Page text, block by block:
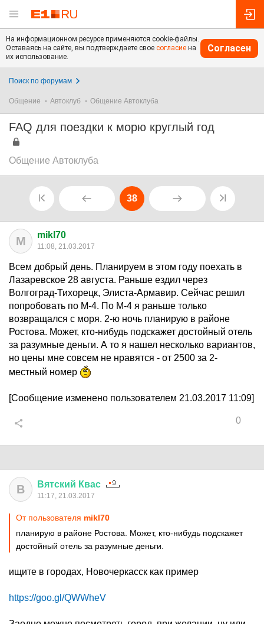
На информационном ресурсе применяются cookie-файлы.
Оставаясь на сайте, вы подтверждаете свое согласие на
их использование.
Согласен
Поиск по форумам
Общение Автоклуб Общение Автоклуба
FAQ для поездки к морю круглый год
Общение Автоклуба
38
M mikl70
11:08, 21.03.2017
Всем добрый день. Планируем в этом году поехать в
Лазаревское 28 августа. Раньше ездил через
Волгоград-Тихорецк, Элиста-Армавир. Сейчас решил
попробовать по М-4. По М-4 я раньше только
возвращался с моря. 2-ю ночь планирую в районе
Ростова. Может, кто-нибудь подскажет достойный отель
за разумные деньги. А то я нашел несколько вариантов,
но цены мне совсем не нравятся - от 2500 за 2-
местный номер
[Сообщение изменено пользователем 21.03.2017 11:09]
0
В Вятский Квас
11:17, 21.03.2017
От пользователя mikl70
планирую в районе Ростова. Может, кто-нибудь подскажет
достойный отель за разумные деньги.
ищите в городах, Новочеркасск как пример
https://goo.gl/QWWheV